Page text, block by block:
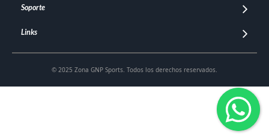
Soporte
Links
© 2025 Zona GNP Sports. Todos los derechos reservados.